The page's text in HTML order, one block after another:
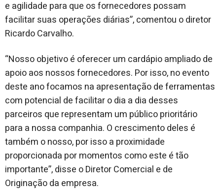
e agilidade para que os fornecedores possam
facilitar suas operações diárias”, comentou o diretor
Ricardo Carvalho.
“Nosso objetivo é oferecer um cardápio ampliado de
apoio aos nossos fornecedores. Por isso, no evento
deste ano focamos na apresentação de ferramentas
com potencial de facilitar o dia a dia desses
parceiros que representam um público prioritário
para a nossa companhia. O crescimento deles é
também o nosso, por isso a proximidade
proporcionada por momentos como este é tão
importante”, disse o Diretor Comercial e de
Originação da empresa.